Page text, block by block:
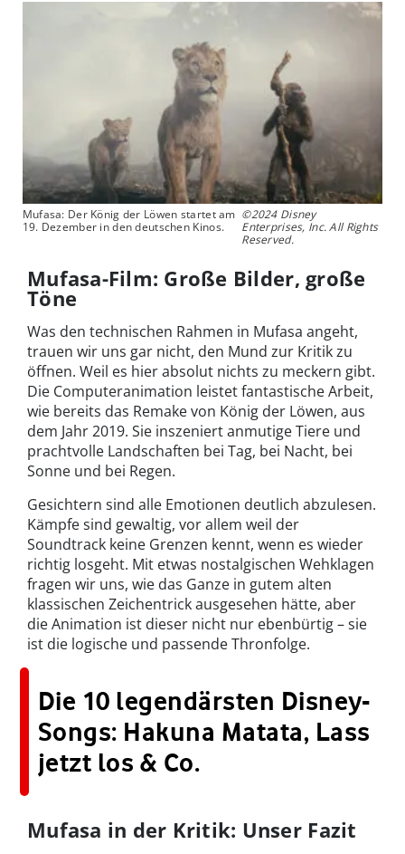
Mufasa: Der König der Löwen startet am
19. Dezember in den deutschen Kinos.
©2024 Disney
Enterprises, Inc. All Rights
Reserved.
Mufasa-Film: Große Bilder, große
Töne
Was den technischen Rahmen in Mufasa angeht,
trauen wir uns gar nicht, den Mund zur Kritik zu
öffnen. Weil es hier absolut nichts zu meckern gibt.
Die Computeranimation leistet fantastische Arbeit,
wie bereits das Remake von König der Löwen, aus
dem Jahr 2019. Sie inszeniert anmutige Tiere und
prachtvolle Landschaften bei Tag, bei Nacht, bei
Sonne und bei Regen.
Gesichtern sind alle Emotionen deutlich abzulesen.
Kämpfe sind gewaltig, vor allem weil der
Soundtrack keine Grenzen kennt, wenn es wieder
richtig losgeht. Mit etwas nostalgischen Wehklagen
fragen wir uns, wie das Ganze in gutem alten
klassischen Zeichentrick ausgesehen hätte, aber
die Animation ist dieser nicht nur ebenbürtig – sie
ist die logische und passende Thronfolge.
Die 10 legendärsten Disney-
Songs: Hakuna Matata, Lass
jetzt los & Co.
Mufasa in der Kritik: Unser Fazit